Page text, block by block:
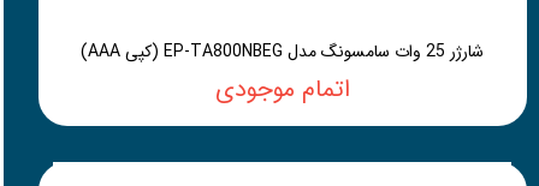
شارژر 25 وات سامسونگ مدل EP-TA800NBEG (کپی AAA)
اتمام موجودی